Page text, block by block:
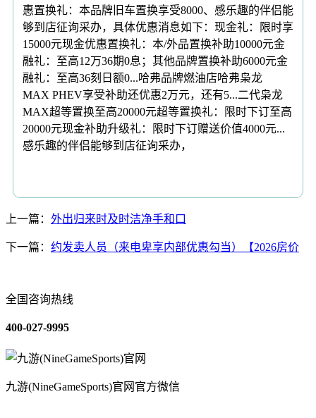
惠置换礼：本品牌旧车置换享受8000、感乐趣的伴侣能
够到店征询采办，具体优惠消息如下：现金礼：限时享
15000元现金优惠置换礼：本/外品置换补助10000元金
融礼：至高12万36期0息；其他品牌置换补助6000元金
融礼：至高36刻日额0...哈弗品牌燃油店哈弗枭龙
MAX PHEV享受补助还优惠2万元，还有5...二代枭龙
MAX超等置换至高20000元超等置换礼：限时下订至高
20000元现金补助升级礼：限时下订赠送价值4000元...
感乐趣的伴侣能够到店征询采办，
上一篇： 外出归来时及时洁净手和口
下一篇： 约发卖人员（来电卑享内部优惠勾当）【2026房价
全国咨询热线
400-027-9995
九游(NineGameSports)官网官方微信